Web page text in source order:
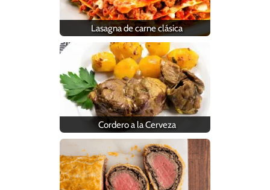
Lasagna de carne clásica
Cordero a la Cerveza